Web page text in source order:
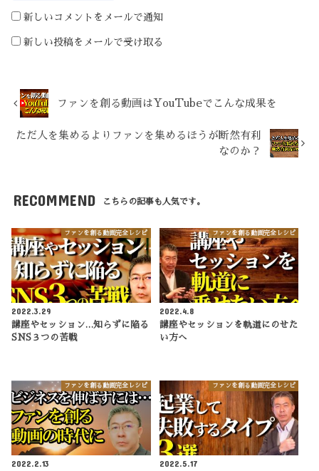
新しいコメントをメールで通知
新しい投稿をメールで受け取る
ファンを創る動画はYouTubeでこんな成果を
ただ人を集めるよりファンを集めるほうが断然有利
なのか？
RECOMMEND こちらの記事も人気です。
ファンを創る動画完全レシピ
2022.3.29
講座やセッション…知らずに陥る
SNS３つの苦戦
ファンを創る動画完全レシピ
2022.4.8
講座やセッションを軌道にのせた
い方へ
ファンを創る動画完全レシピ
2022.2.13
ファンを創る動画完全レシピ
2022.5.17